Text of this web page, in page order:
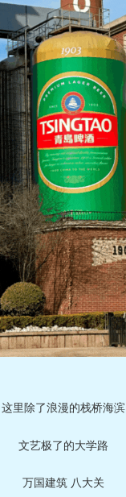
这里除了浪漫的栈桥海滨
文艺极了的大学路
万国建筑 八大关